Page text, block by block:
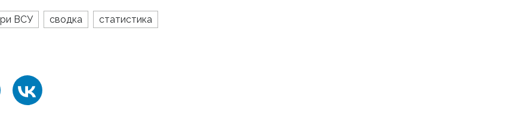
ВСУ сводка
статистика